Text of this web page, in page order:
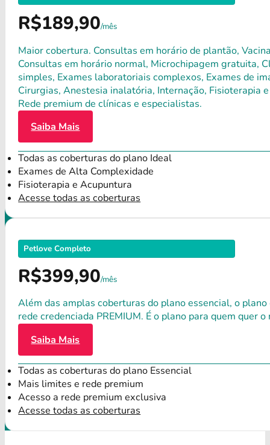
R$189,90/mês
Maior cobertura. Consultas em horário de plantão,
Consultas em horário normal, Microchipagem gratuita,
simples, Exames laboratoriais complexos, Exames de
Cirurgias, Anestesia inalatória, Internação, Fisioterapia
Rede premium de clínicas e especialistas.
Saiba Mais
Todas as coberturas do plano Ideal
Exames de Alta Complexidade
Fisioterapia e Acupuntura
Acesse todas as coberturas
Petlove Completo
R$399,90/mês
Além das amplas coberturas do plano essencial, o
rede credenciada PREMIUM. É o plano para quem quer
Saiba Mais
Todas as coberturas do plano Essencial
Mais limites e rede premium
Acesso a rede premium exclusiva
Acesse todas as coberturas